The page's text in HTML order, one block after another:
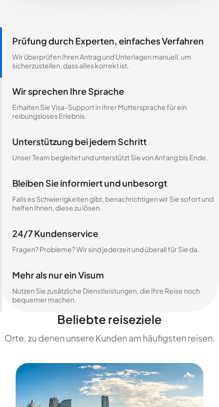
Prüfung durch Experten, einfaches Verfahren
Wir überprüfen Ihren Antrag und Unterlagen manuell, um
sicherzustellen, dass alles korrekt ist.
Wir sprechen Ihre Sprache
Erhalten Sie Visa-Support in Ihrer Muttersprache für ein
reibungsloses Erlebnis.
Unterstützung bei jedem Schritt
Unser Team begleitet und unterstützt Sie von Anfang bis Ende.
Bleiben Sie informiert und unbesorgt
Falls es Schwierigkeiten gibt, benachrichtigen wir Sie sofort und
helfen Ihnen, diese zu lösen.
24/7 Kundenservice
Fragen? Probleme? Wir sind jederzeit und überall für Sie da.
Mehr als nur ein Visum
Nutzen Sie zusätzliche Dienstleistungen, die Ihre Reise noch
bequemer machen.
Beliebte reiseziele
Orte, zu denen unsere Kunden am häufigsten reisen.